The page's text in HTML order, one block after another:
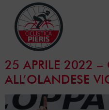
25 APRILE 2022 –
ALL’OLANDESE